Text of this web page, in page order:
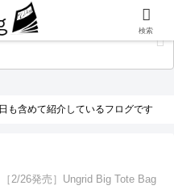
も含めて紹介しているフログです
［2/26発売］Ungrid Big Tote Bag
検索